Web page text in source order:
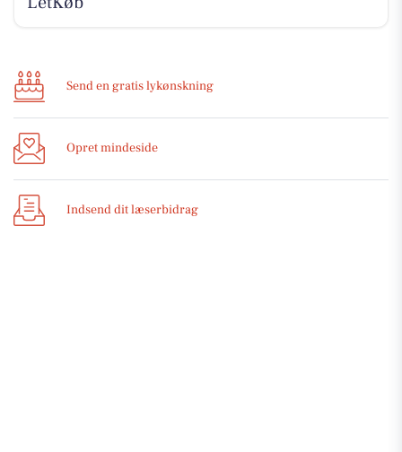
Send en gratis lykønskning
Opret mindeside
Indsend dit læserbidrag